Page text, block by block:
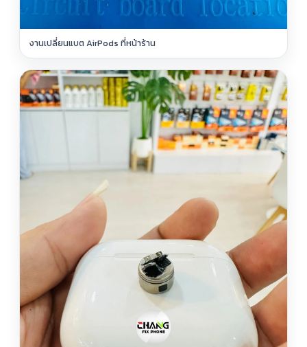
งานเปลี่ยนแบต AirPods ที่หน้าร้าน